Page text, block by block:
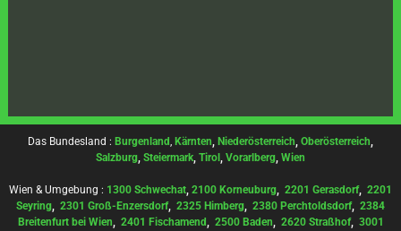
Das Bundesland : Burgenland, Kärnten, Niederösterreich, Oberösterreich,
Salzburg, Steiermark, Tirol , Vorarlberg, Wien
Wien & Umgebung : 1300 Schwechat, 2100 Korneuburg, 2201 Gerasdorf, 2201
Seyring, 2301 Groß-Enzersdorf, 2325 Himberg, 2380 Perchtoldsdorf, 2384
Breitenfurt bei Wien, 2401 Fischamend, 2500 Baden, 2620 Straßhof, 3001